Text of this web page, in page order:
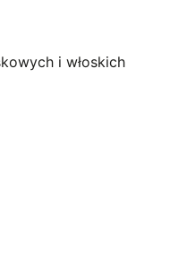
i włoskich